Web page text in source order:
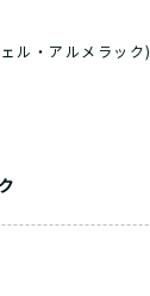
ル・アルメラック)